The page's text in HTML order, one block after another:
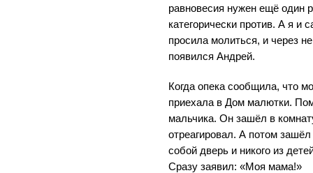
равновесия нужен ещё один
категорически против. А я и
просила молиться, и через
появился Андрей.
Когда опека сообщила, что
приехала в Дом малютки.
мальчика. Он зашёл в
отреагировал. А потом
собой дверь и никого из
Сразу заявил: «Моя мама!»